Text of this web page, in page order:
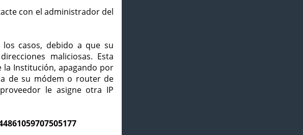
con el administrador del
casos, debido a que su
maliciosas. Esta
la Institución, apagando por
de su módem o router de
le asigne otra IP